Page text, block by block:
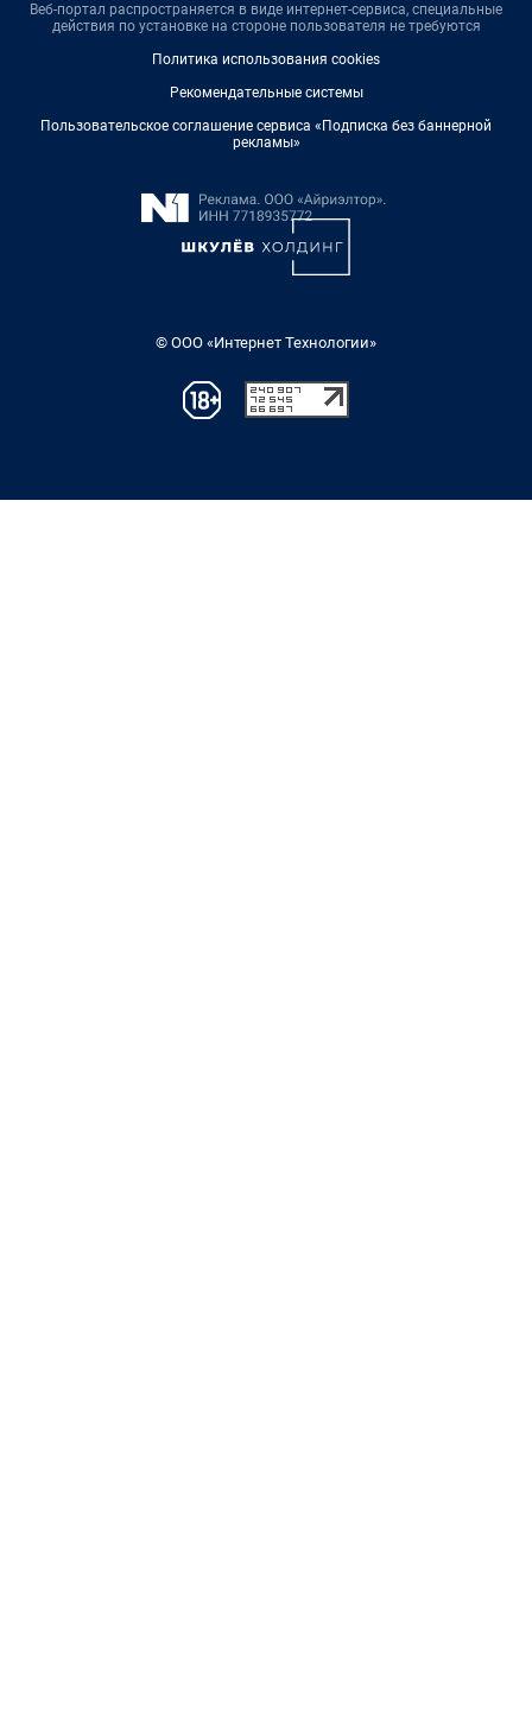
Веб-портал распространяется в виде интернет-сервиса, специальные
действия по установке на стороне пользователя не требуются
Политика использования cookies
Рекомендательные системы
Пользовательское соглашение сервиса «Подписка без баннерной
рекламы»
© ООО «Интернет Технологии»